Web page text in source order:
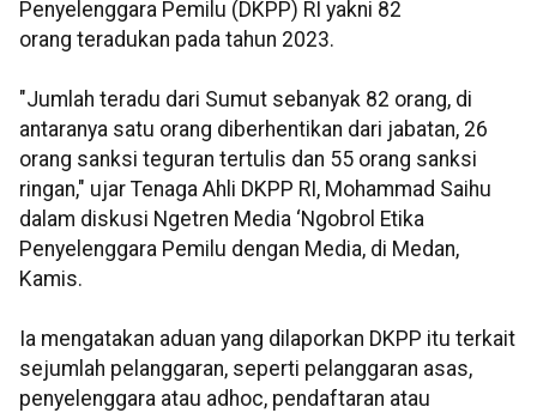
Penyelenggara Pemilu (DKPP) RI yakni 82
orang teradukan pada tahun 2023.
"Jumlah teradu dari Sumut sebanyak 82 orang, di
antaranya satu orang diberhentikan dari jabatan, 26
orang sanksi teguran tertulis dan 55 orang sanksi
ringan," ujar Tenaga Ahli DKPP RI, Mohammad Saihu
dalam diskusi Ngetren Media ‘Ngobrol Etika
Penyelenggara Pemilu dengan Media, di Medan,
Kamis.
Ia mengatakan aduan yang dilaporkan DKPP itu terkait
sejumlah pelanggaran, seperti pelanggaran asas,
penyelenggara atau adhoc, pendaftaran atau